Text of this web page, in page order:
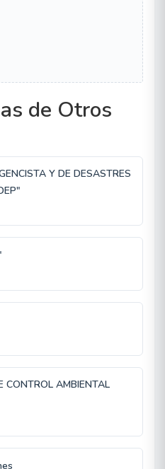
de Otros
Y DE DESASTRES
CONTROL AMBIENTAL